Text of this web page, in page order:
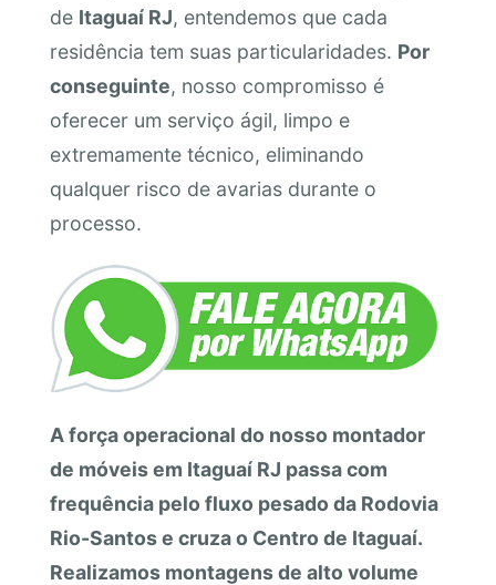
de Itaguaí RJ, entendemos que cada
residência tem suas particularidades. Por
conseguinte, nosso compromisso é
oferecer um serviço ágil, limpo e
extremamente técnico, eliminando
qualquer risco de avarias durante o
processo.
A força operacional do nosso montador
de móveis em Itaguaí RJ passa com
frequência pelo fluxo pesado da Rodovia
Rio-Santos e cruza o Centro de Itaguaí.
Realizamos montagens de alto volume